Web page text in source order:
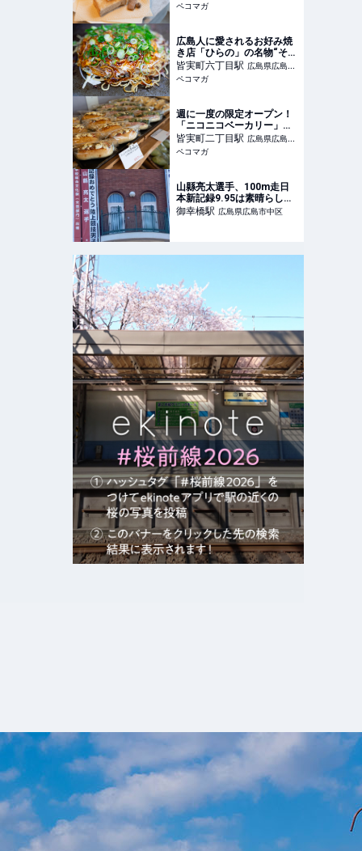
ペコマガ
広島人に愛されるお好み焼
き店「ひらの」の名物“そば
ライス”
皆実町六丁目駅 広島県広島市
南区
ペコマガ
週に一度の限定オープン！
「ニコニコベーカリー」が
木曜だけコッペパン専門店
に！
皆実町二丁目駅 広島県広島市
南区
ペコマガ
山縣亮太選手、100m走日
本新記録9.95は素晴らし
い。陸上界の誇りだね。
御幸橋駅 広島県広島市中区
エキガタリ